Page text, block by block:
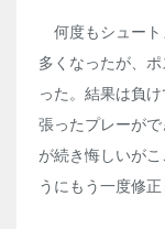
何度もシュート
多くなったが、
った。結果は負
張ったプレーが
が続き悔しいが
うにもう一度修